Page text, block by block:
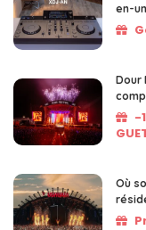
en-
Dour
-
Où